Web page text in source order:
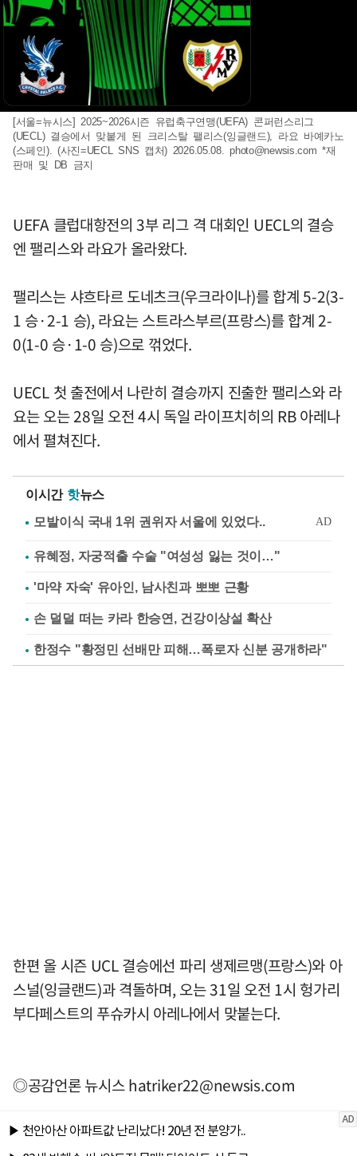
[서울=뉴시스] 2025~2026시즌 유럽축구연맹(UEFA) 콘퍼런스리그
(UECL) 결승에서 맞붙게 된 크리스탈 팰리스(잉글랜드), 라요 바예카노
(스페인). (사진=UECL SNS 캡처) 2026.05.08.photo@newsis.com *재
판매 및 DB 금지
UEFA 클럽대항전의 3부 리그 격 대회인 UECL의 결승
엔 팰리스와 라요가 올라왔다.
팰리스는 샤흐타르 도네츠크(우크라이나)를 합계 5-2(3-
1 승·2-1 승), 라요는 스트라스부르(프랑스)를 합계 2-
0(1-0 승·1-0 승)으로 꺾었다.
UECL 첫 출전에서 나란히 결승까지 진출한 팰리스와 라
요는 오는 28일 오전 4시 독일 라이프치히의 RB 아레나
에서 펼쳐진다.
이시간 핫뉴스
유혜정, 자궁적출 수술 "여성성 잃는 것이…"
'마약 자숙' 유아인, 남사친과 뽀뽀 근황
손 덜덜 떠는 카라 한승연, 건강이상설 확산
한정수 "황정민 선배만 피해…폭로자 신분 공개하라"
한편 올 시즌 UCL 결승에선 파리 생제르맹(프랑스)와 아
스널(잉글랜드)과 격돌하며, 오는 31일 오전 1시 헝가리
부다페스트의 푸슈카시 아레나에서 맞붙는다.
◎공감언론 뉴시스hatriker22@newsis.com